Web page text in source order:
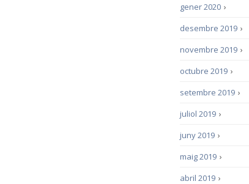
›
gener 2020
›
desembre 2019
›
novembre 2019
›
octubre 2019
›
setembre 2019
›
juliol 2019
›
juny 2019
›
maig 2019
›
abril 2019